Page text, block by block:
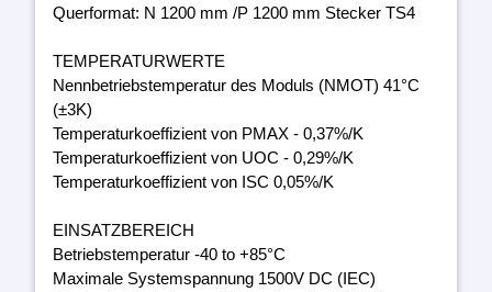
Querformat: N 1200 mm /P 1200 mm Stecker TS4
TEMPERATURWERTE
Nennbetriebstemperatur des Moduls (NMOT) 41°C
(±3K)
Temperaturkoeffizient von PMAX - 0,37%/K
Temperaturkoeffizient von UOC - 0,29%/K
Temperaturkoeffizient von ISC 0,05%/K
EINSATZBEREICH
Betriebstemperatur -40 to +85°C
Maximale Systemspannung 1500V DC (IEC)